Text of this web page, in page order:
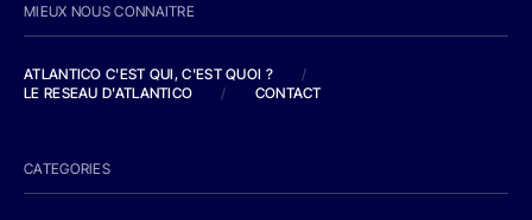
MIEUX NOUS CONNAITRE
ATLANTICO C'EST QUI, C'EST QUOI ?
/
LE RESEAU D'ATLANTICO
/ CONTACT
CATEGORIES